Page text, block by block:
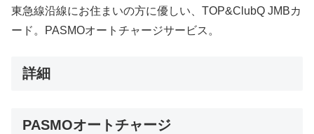
東急線沿線にお住まいの方に優しい、TOP&ClubQ JMBカ
ード。PASMOオートチャージサービス。
詳細
PASMOオートチャージ